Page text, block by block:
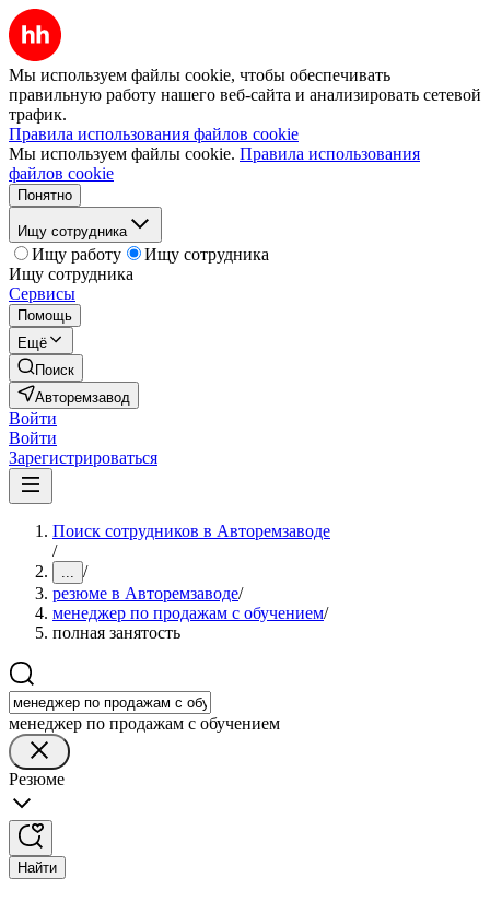
Мы используем файлы cookie, чтобы обеспечивать
правильную работу нашего веб-сайта и анализировать сетевой
трафик.
Правила использования файлов cookie
Мы используем файлы cookie. Правила использования
файлов cookie
Понятно
Ищу сотрудника
Ищу работу
Ищу сотрудника
Ищу сотрудника
Сервисы
Помощь
Ещё
Поиск
Авторемзавод
Войти
Войти
Зарегистрироваться
Поиск сотрудников в Авторемзаводе
/
... /
резюме в Авторемзаводе/
менеджер по продажам с обучением/
полная занятость
менеджер по продажам с обучением
Резюме
Найти